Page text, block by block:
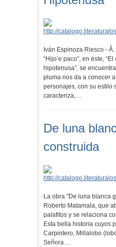
Iván Espinoza Riesco -
“Hijo’e paco”, en éste,
hipotenusa”, se
pluma nos da a conocer
personajes, con su estilo
caracteriza,…
De luna
construida
La obra "De luna blanca
Roberto Matamala, que
palafitos y se relaciona
Esta bella historia cuyos
Carpintero, Millalobo
Señora…